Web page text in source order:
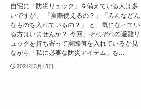
自宅に「防災リュック」を備えている人は多
いですが、 「実際使えるの？」「みんなどん
なものを入れているの？」 と、気になってい
る方はいませんか？ 今回、それぞれの避難リ
ュックを持ち寄って実際何を入れているか見
ながら「私に必要な防災アイテム」を...
2024年3月13日